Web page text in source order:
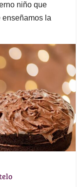
niño que
enseñamos la